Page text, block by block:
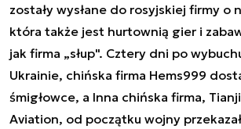
zostały wysłane do rosyjskiej firmy o
która także jest hurtownią gier i
jak firma „słup". Cztery dni po
Ukrainie, chińska firma Hems999
śmigłowce, a Inna chińska firma,
Aviation, od początku wojny